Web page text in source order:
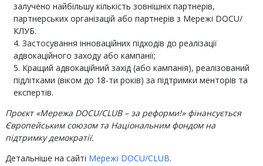
залучено найбільшу кількість зовнішніх партнерів,
партнерських організацій або партнерів з Мережі DOCU/
КЛУБ.
Застосування інноваційних підходів до реалізації
адвокаційного заходу або кампанії;
Кращий адвокаційний захід (або кампанія), реалізований
підлітками (віком до 18-ти років) за підтримки менторів та
експертів.
Проєкт «Мережа DOCU/CLUB – за реформи!» фінансується
Європейським союзом та Національним фондом на
підтримку демократії.
Детальніше на сайті Мережі DOCU/CLUB.